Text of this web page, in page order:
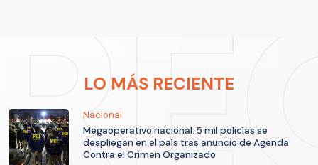
LO MÁS RECIENTE
Nacional
Megaoperativo nacional: 5 mil policías se
despliegan en el país tras anuncio de Agenda
Contra el Crimen Organizado